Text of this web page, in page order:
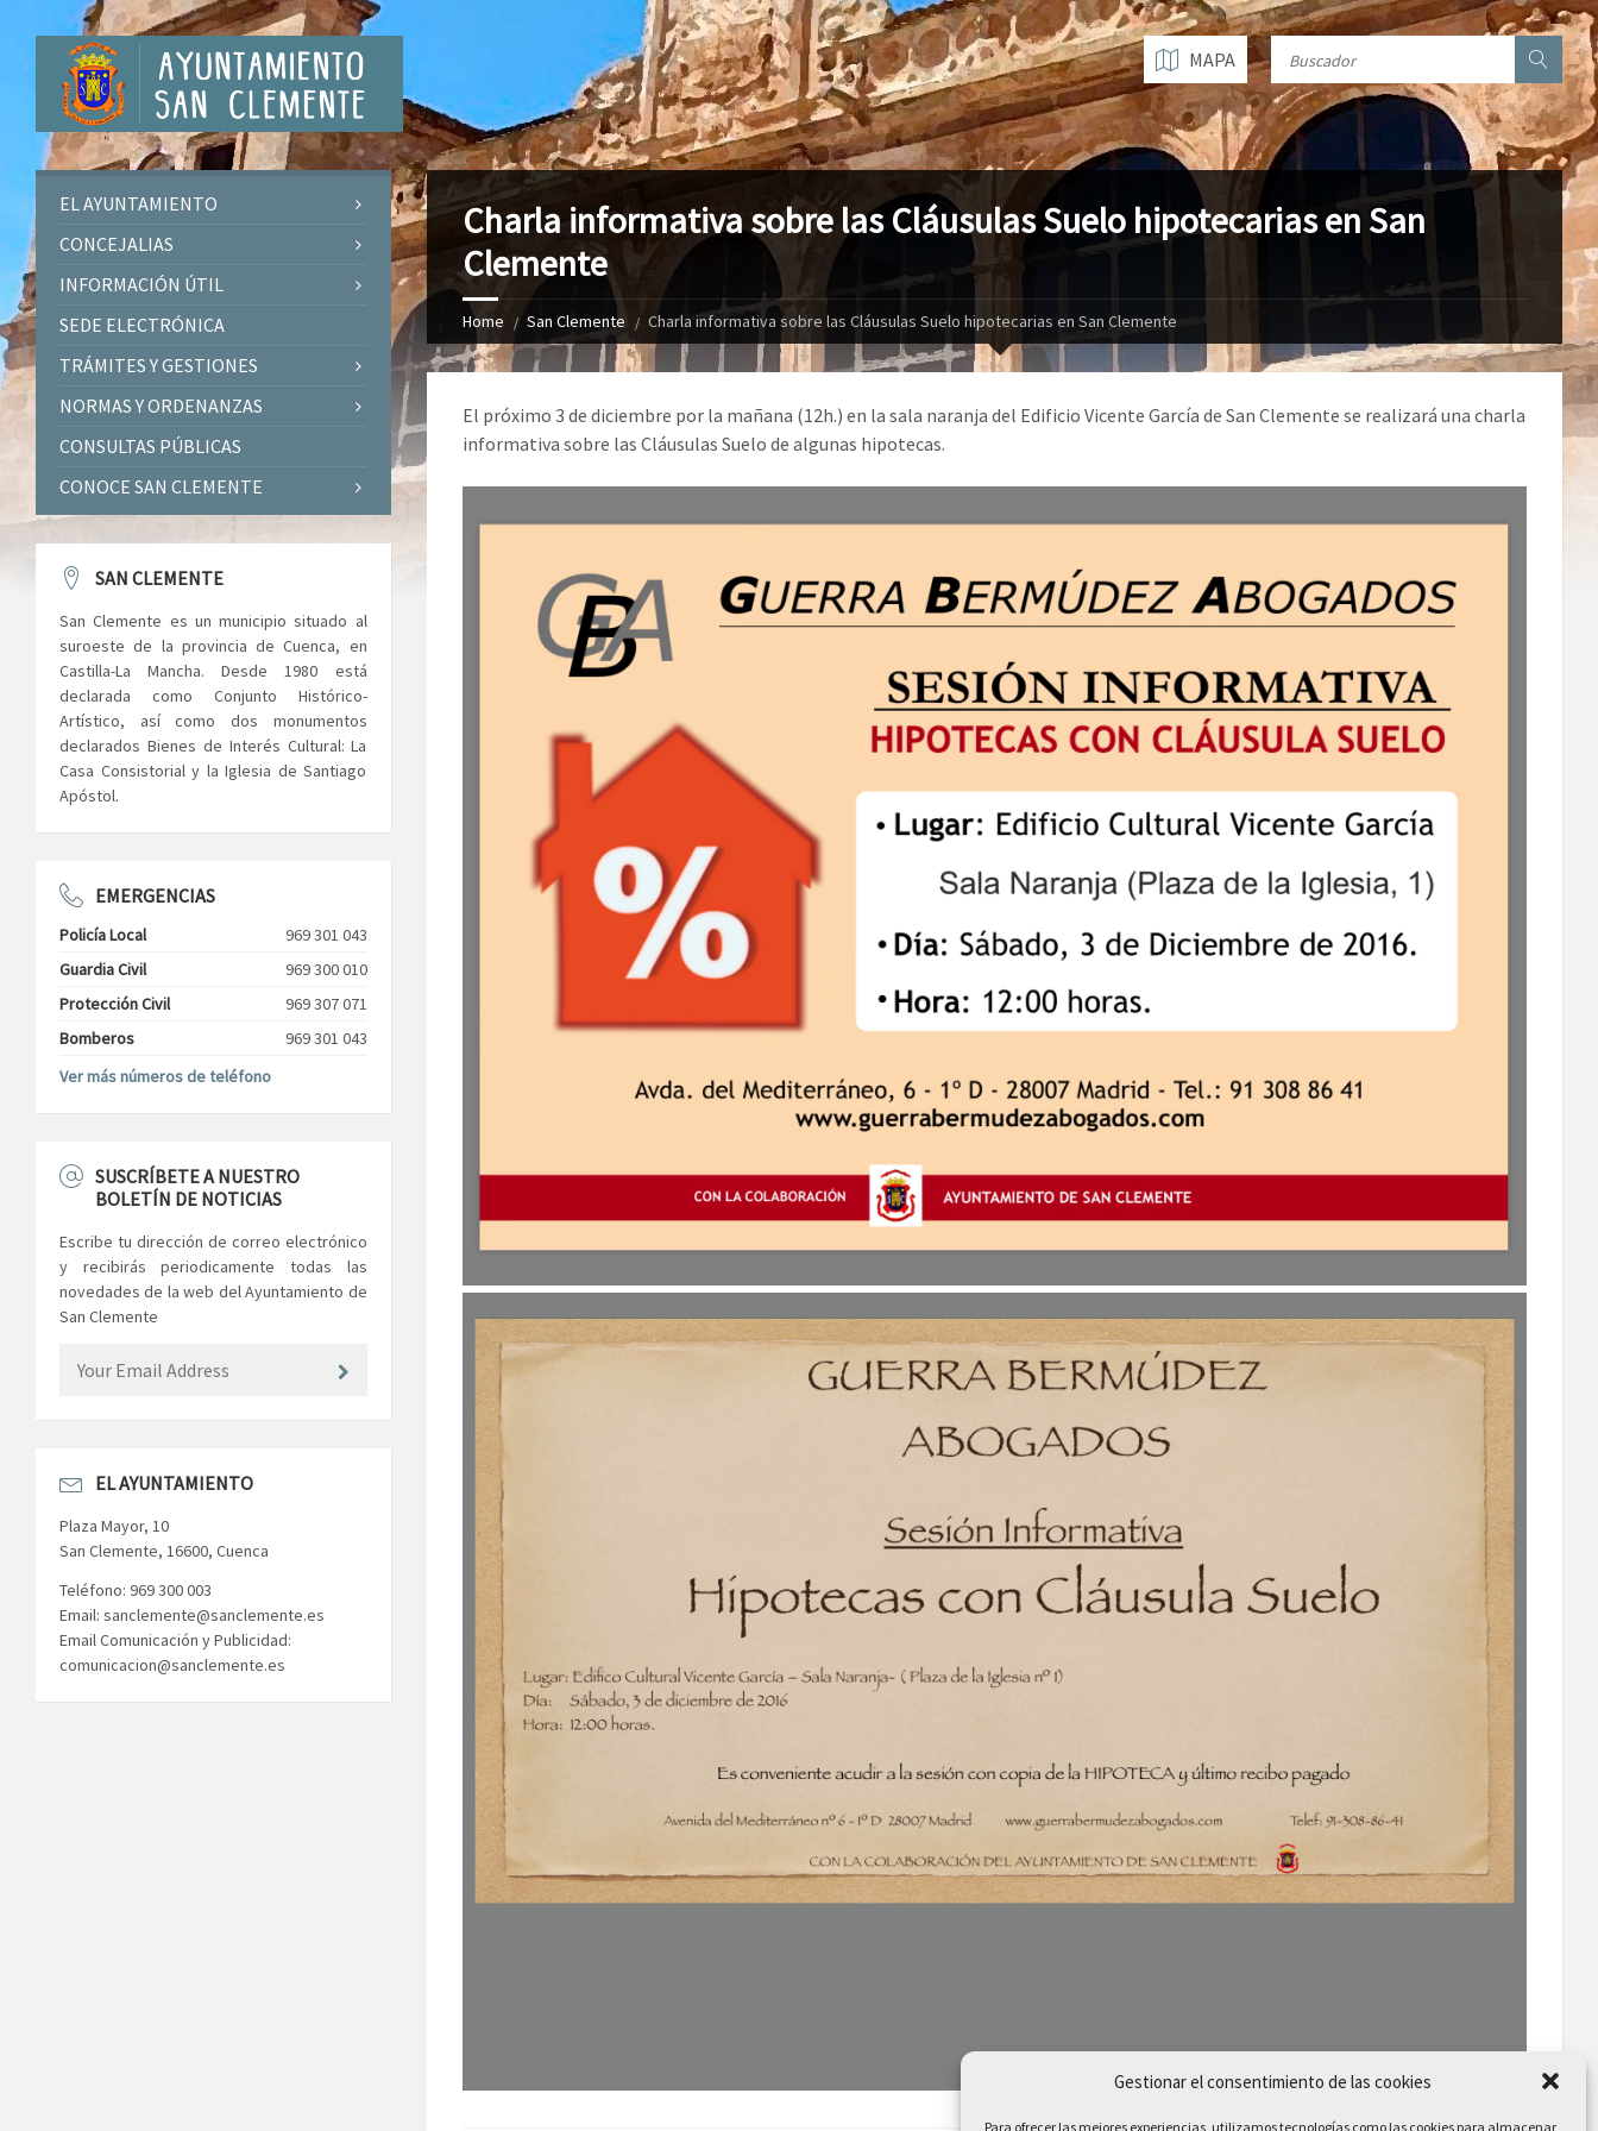
Gestionar el consentimiento de las cookies
Para ofrecer las mejores experiencias, utilizamos tecnologías como las cookies para almacenar
MAPA
Charla informativa sobre las Cláusulas Suelo hipotecarias en San
Clemente
Home San Clemente Charla informativa sobre las Cláusulas Suelo hipotecarias en San Clemente
El próximo 3 de diciembre por la mañana (12h.) en la sala naranja del Edificio Vicente García de San Clemente se realizará una charla
informativa sobre las Cláusulas Suelo de algunas hipotecas.
EL AYUNTAMIENTO
CONCEJALIAS
INFORMACIÓN ÚTIL
SEDE ELECTRÓNICA
TRÁMITES Y GESTIONES
NORMAS Y ORDENANZAS
CONSULTAS PÚBLICAS
CONOCE SAN CLEMENTE
SAN CLEMENTE
San Clemente es un municipio situado al
suroeste de la provincia de Cuenca, en
Castilla-La Mancha. Desde 1980 está
declarada como Conjunto Histórico-
Artístico, así como dos monumentos
declarados Bienes de Interés Cultural: La
Casa Consistorial y la Iglesia de Santiago
Apóstol.
EMERGENCIAS
Policía Local
969 301 043
Guardia Civil
969 300 010
Protección Civil
969 307 071
Bomberos
969 301 043
Ver más números de teléfono
SUSCRÍBETE A NUESTRO
BOLETÍN DE NOTICIAS
Escribe tu dirección de correo electrónico
y recibirás periodicamente todas las
novedades de la web del Ayuntamiento de
San Clemente
EL AYUNTAMIENTO
Plaza Mayor, 10
San Clemente, 16600, Cuenca
Teléfono: 969 300 003
Email: sanclemente@sanclemente.es
Email Comunicación y Publicidad:
comunicacion@sanclemente.es